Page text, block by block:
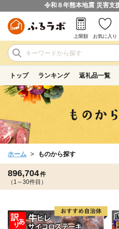
令和８年熊本地震 災害支
上限額 お気に入り
トップ ランキング 返礼品一覧
ホーム ものから探す
896,704件
（1～30件目）